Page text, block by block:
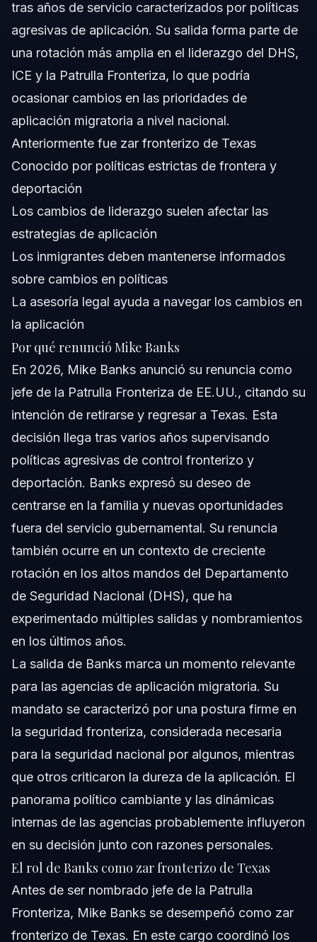
tras años de servicio caracterizados por políticas
agresivas de aplicación. Su salida forma parte de
una rotación más amplia en el liderazgo del DHS,
ICE y la Patrulla Fronteriza, lo que podría
ocasionar cambios en las prioridades de
aplicación migratoria a nivel nacional.
Anteriormente fue zar fronterizo de Texas
Conocido por políticas estrictas de frontera y
deportación
Los cambios de liderazgo suelen afectar las
estrategias de aplicación
Los inmigrantes deben mantenerse informados
sobre cambios en políticas
La asesoría legal ayuda a navegar los cambios en
la aplicación
Por qué renunció Mike Banks
En 2026, Mike Banks anunció su renuncia como
jefe de la Patrulla Fronteriza de EE.UU., citando su
intención de retirarse y regresar a Texas. Esta
decisión llega tras varios años supervisando
políticas agresivas de control fronterizo y
deportación. Banks expresó su deseo de
centrarse en la familia y nuevas oportunidades
fuera del servicio gubernamental. Su renuncia
también ocurre en un contexto de creciente
rotación en los altos mandos del Departamento
de Seguridad Nacional (DHS), que ha
experimentado múltiples salidas y nombramientos
en los últimos años.
La salida de Banks marca un momento relevante
para las agencias de aplicación migratoria. Su
mandato se caracterizó por una postura firme en
la seguridad fronteriza, considerada necesaria
para la seguridad nacional por algunos, mientras
que otros criticaron la dureza de la aplicación. El
panorama político cambiante y las dinámicas
internas de las agencias probablemente influyeron
en su decisión junto con razones personales.
El rol de Banks como zar fronterizo de Texas
Antes de ser nombrado jefe de la Patrulla
Fronteriza, Mike Banks se desempeñó como zar
fronterizo de Texas. En este cargo coordinó los